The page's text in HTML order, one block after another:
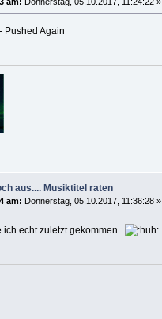
Pushed Again
aus.... Musiktitel raten
am: Donnerstag, 05.10.2017, 11:36:28 »
ich echt zuletzt gekommen.